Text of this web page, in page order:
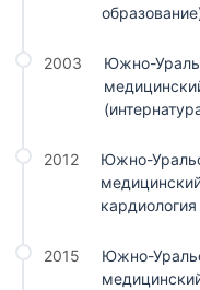
2003
Южно-
2012
Южно-
2015
Южно-